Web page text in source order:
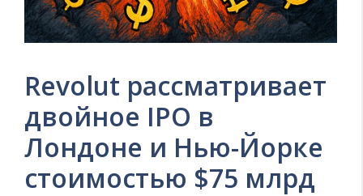
Revolut рассматривает
двойное IPO в
Лондоне и Нью-Йорке
стоимостью $75 млрд